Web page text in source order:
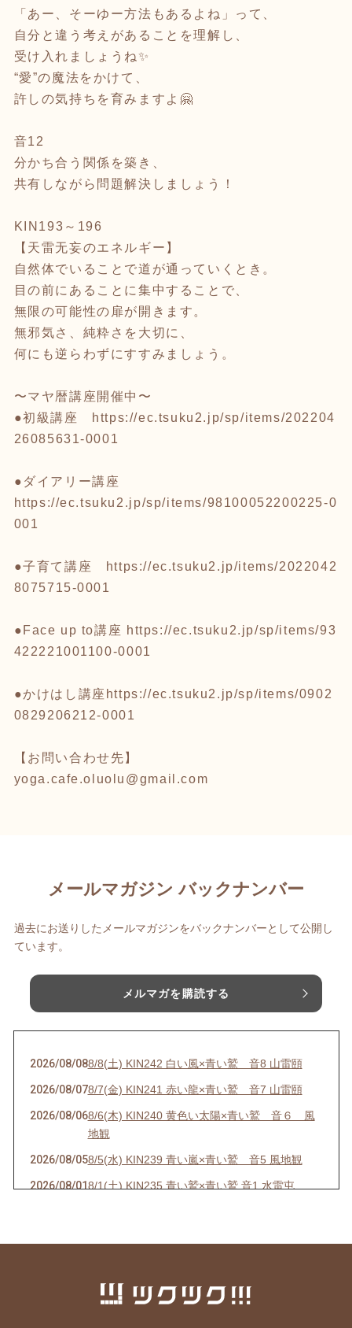
「あー、そーゆー方法もあるよね」って、
自分と違う考えがあることを理解し、
受け入れましょうね✨
“愛”の魔法をかけて、
許しの気持ちを育みますよ🤗
音12
分かち合う関係を築き、
共有しながら問題解決しましょう！
KIN193～196
【天雷无妄のエネルギー】
自然体でいることで道が通っていくとき。
目の前にあることに集中することで、
無限の可能性の扉が開きます。
無邪気さ、純粋さを大切に、
何にも逆らわずにすすみましょう。
〜マヤ暦講座開催中〜
●初級講座
https://ec.tsuku2.jp/sp/items/202204
26085631-0001
●ダイアリー講座
https://ec.tsuku2.jp/sp/items/98100052200225-0
001
●子育て講座
https://ec.tsuku2.jp/items/2022042
8075715-0001
●Face up to講座 https://ec.tsuku2.jp/sp/items/93
422221001100-0001
●かけはし講座 https://ec.tsuku2.jp/sp/items/0902
0829206212-0001
【お問い合わせ先】
yoga.cafe.oluolu@gmail.com
メールマガジン バックナンバー
過去にお送りしたメールマガジンをバックナンバーとして公開し
ています。
メルマガを購読する
2026/08/088/8(土) KIN242 白い風×青い鷲 音8 山雷頤
2026/08/078/7(金) KIN241 赤い龍×青い鷲 音7 山雷頤
2026/08/068/6(木) KIN240 黄色い太陽×青い鷲 音６ 風
地観
2026/08/058/5(水) KIN239 青い嵐×青い鷲 音5 風地観
2026/08/018/1(土) KIN235 青い鷲×青い鷲 音1 水雷屯
7/29(水) KIN232 黄色い人×白い風 音11